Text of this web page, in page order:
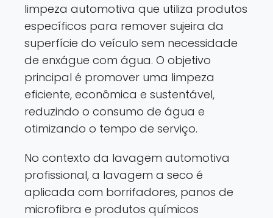
limpeza automotiva que utiliza produtos
específicos para remover sujeira da
superfície do veículo sem necessidade
de enxágue com água. O objetivo
principal é promover uma limpeza
eficiente, econômica e sustentável,
reduzindo o consumo de água e
otimizando o tempo de serviço.
No contexto da lavagem automotiva
profissional, a lavagem a seco é
aplicada com borrifadores, panos de
microfibra e produtos químicos